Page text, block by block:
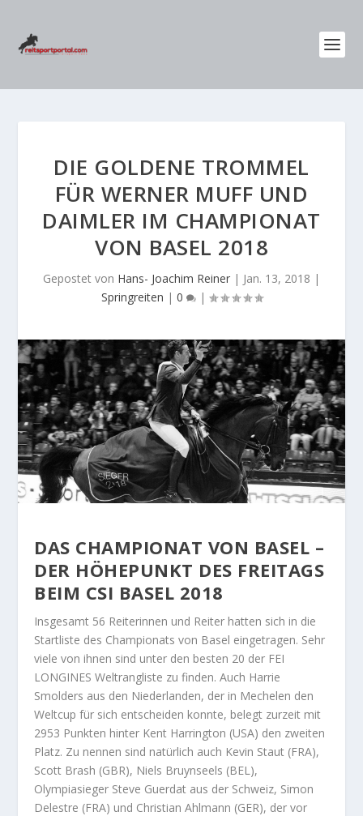
DIE GOLDENE TROMMEL
FÜR WERNER MUFF UND
DAIMLER IM CHAMPIONAT
VON BASEL 2018
Gepostet von Hans- Joachim Reiner | Jan. 13, 2018 |
Springreiten | 0 |
DAS CHAMPIONAT VON BASEL –
DER HÖHEPUNKT DES FREITAGS
BEIM CSI BASEL 2018
Insgesamt 56 Reiterinnen und Reiter hatten sich in die
Startliste des Championats von Basel eingetragen. Sehr
viele von ihnen sind unter den besten 20 der FEI
LONGINES Weltrangliste zu finden. Auch Harrie
Smolders aus den Niederlanden, der in Mechelen den
Weltcup für sich entscheiden konnte, belegt zurzeit mit
2953 Punkten hinter Kent Harrington (USA) den zweiten
Platz. Zu nennen sind natürlich auch Kevin Staut (FRA),
Scott Brash (GBR), Niels Bruynseels (BEL),
Olympiasieger Steve Guerdat aus der Schweiz, Simon
Delestre (FRA) und Christian Ahlmann (GER), der vor